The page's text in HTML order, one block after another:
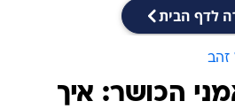
זהב
הכושר: איך